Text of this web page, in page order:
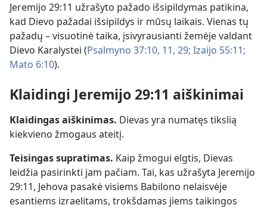
Jeremijo 29:11 užrašyto pažado išsipildymas patikina,
kad Dievo pažadai išsipildys ir mūsų laikais. Vienas tų
pažadų – visuotinė taika, įsivyrausianti žemėje valdant
Dievo Karalystei (Psalmyno 37:10, 11, 29; Izaijo 55:11;
Mato 6:10).
Klaidingi Jeremijo 29:11 aiškinimai
Klaidingas aiškinimas. Dievas yra numatęs tikslią
kiekvieno žmogaus ateitį.
Teisingas supratimas. Kaip žmogui elgtis, Dievas
leidžia pasirinkti jam pačiam. Tai, kas užrašyta Jeremijo
29:11, Jehova pasakė visiems Babilono nelaisvėje
esantiems izraelitams, trokšdamas jiems taikingos